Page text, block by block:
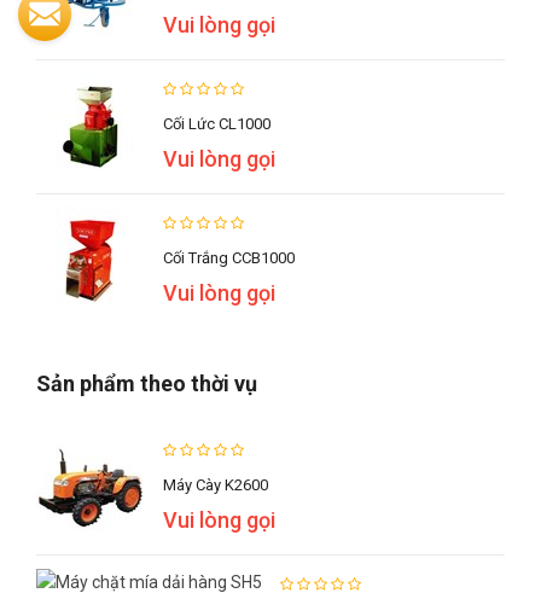
Vui lòng gọi
Cối Lức CL1000
Vui lòng gọi
Cối Trắng CCB1000
Vui lòng gọi
Sản phẩm theo thời vụ
Máy Cày K2600
Vui lòng gọi